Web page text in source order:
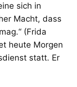
sich in
Macht, dass
(Frida
heute Morgen
statt. Er